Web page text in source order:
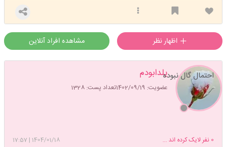
مشاهده افراد آنلاین
یلدابودم
عضویت: 1402/09/19 تعداد پست: 1328
احتمال گال نبوده
1404/01/18
|
17:57 0 نفر لایک کرده اند ...